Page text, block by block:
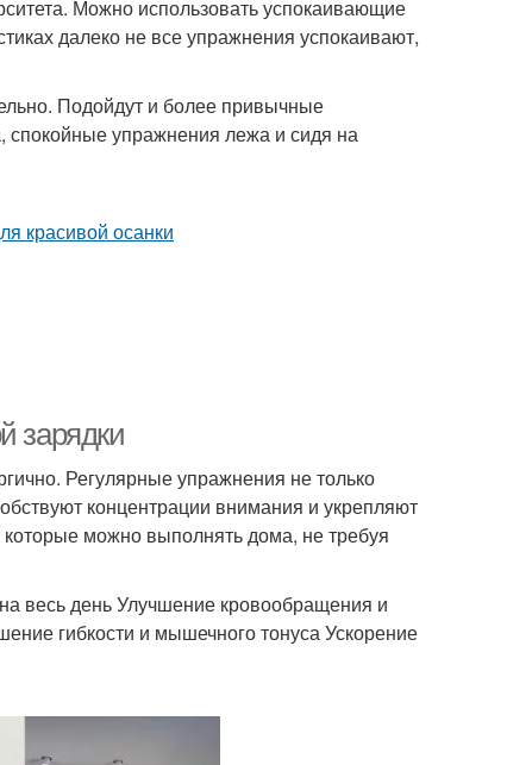
Можно использовать успокаивающие
далеко не все упражнения успокаивают,
Подойдут и более привычные
спокойные упражнения лежа и сидя на
зарядки
Регулярные упражнения не только
концентрации внимания и укрепляют
можно выполнять дома, не требуя
весь день Улучшение кровообращения и
гибкости и мышечного тонуса Ускорение